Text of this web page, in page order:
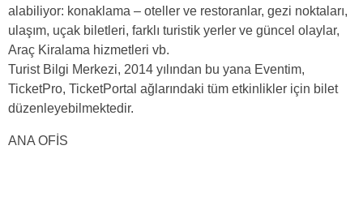
alabiliyor: konaklama – oteller ve restoranlar, gezi noktaları,
ulaşım, uçak biletleri, farklı turistik yerler ve güncel olaylar,
Araç Kiralama hizmetleri vb.
Turist Bilgi Merkezi, 2014 yılından bu yana Eventim,
TicketPro, TicketPortal ağlarındaki tüm etkinlikler için bilet
düzenleyebilmektedir.
ANA OFİS